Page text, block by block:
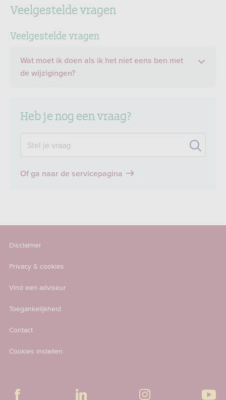
Veelgestelde vragen
Veelgestelde vragen
Wat moet ik doen als ik het niet eens ben met
de wijzigingen?
Heb je nog een vraag?
Stel je vraag Zoek
Of ga naar de servicepagina
Disclaimer
Privacy & cookies
Vind een adviseur
Toegankelijkheid
Contact
Cookies instellen